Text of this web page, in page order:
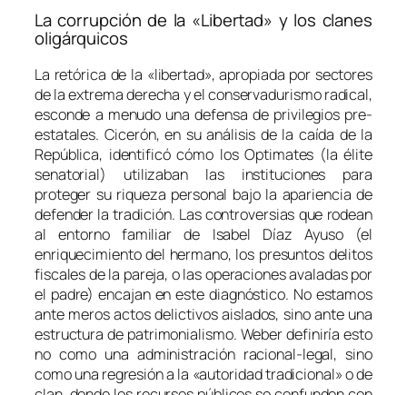
La corrupción de la «Libertad» y los clanes
oligárquicos
La retórica de la «libertad», apropiada por sectores
de la extrema derecha y el conservadurismo radical,
esconde a menudo una defensa de privilegios pre-
estatales. Cicerón, en su análisis de la caída de la
República, identificó cómo losOptimates (la élite
senatorial) utilizaban las instituciones para
proteger su riqueza personal bajo la apariencia de
defender la tradición. Las controversias que rodean
al entorno familiar de Isabel Díaz Ayuso (el
enriquecimiento del hermano, los presuntos delitos
fiscales de la pareja, o las operaciones avaladas por
el padre) encajan en este diagnóstico. No estamos
ante meros actos delictivos aislados, sino ante una
estructura de patrimonialismo. Weber definiría esto
no como una administración racional-legal, sino
como una regresión a la «autoridad tradicional» o de